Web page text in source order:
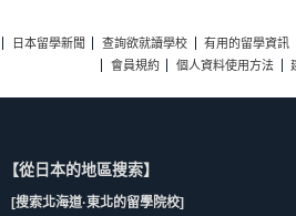
日本留學新聞 查詢欲就讀學校 有用的留學資訊
會員規約
個人資料使用方法
【從日本的地區搜索】
[搜索北海道·東北的留學院校]